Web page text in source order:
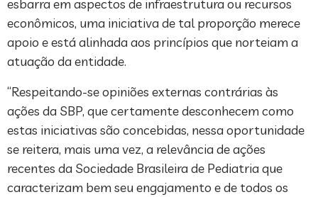
esbarra em aspectos de infraestrutura ou recursos
econômicos, uma iniciativa de tal proporção merece
apoio e está alinhada aos princípios que norteiam a
atuação da entidade.
“Respeitando-se opiniões externas contrárias às
ações da SBP, que certamente desconhecem como
estas iniciativas são concebidas, nessa oportunidade
se reitera, mais uma vez, a relevância de ações
recentes da Sociedade Brasileira de Pediatria que
caracterizam bem seu engajamento e de todos os